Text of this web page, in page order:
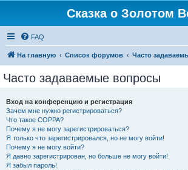
Сказка о Золотом
FAQ
На главную Список форумов Часто
Часто задаваемые вопросы
Вход на конференцию и регистрация
Зачем мне нужно регистрироваться?
Что такое COPPA?
Почему я не могу зарегистрироваться?
Я только что зарегистрировался, но не могу войти!
Почему я не могу войти?
Я давно зарегистрирован, но больше не могу войти!
Я забыл пароль!